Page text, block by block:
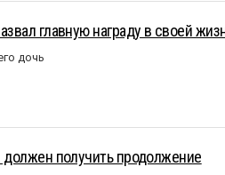
главную награду в своей
дочь
получить продолжение